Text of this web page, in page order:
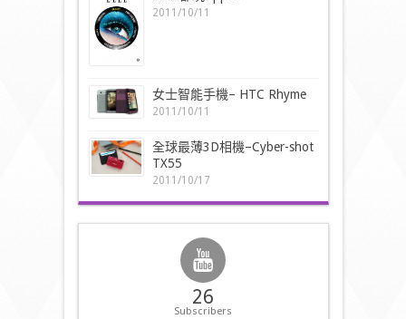
2011/10/11
女士智能手機– HTC Rhyme
2011/10/11
全球最薄3D相機–Cyber-shot
TX55
2011/10/17
26
Subscribers